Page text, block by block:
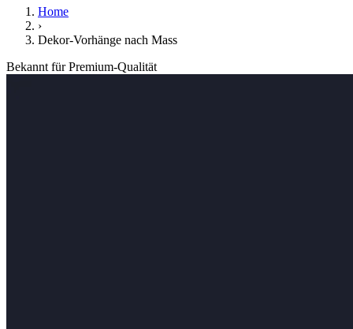
Home
›
Dekor-Vorhänge nach Mass
Bekannt für Premium-Qualität